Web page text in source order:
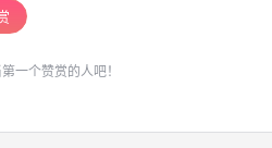
一个赞赏的人吧！
了。不过，这生肖倒是没错。
饕餮？这有什么怎么扯到了